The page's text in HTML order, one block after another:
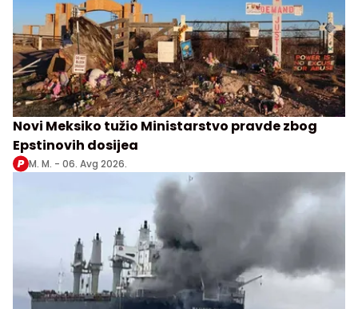
Novi Meksiko tužio Ministarstvo pravde zbog
Epstinovih dosijea
M. M. - 06. Avg 2026.